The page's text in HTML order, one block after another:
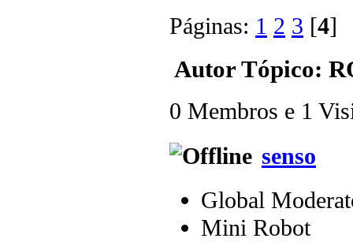
Páginas: 1 2 3 [4
AutorTópico:
0 Membros e 1
senso
Global
Mini Robot